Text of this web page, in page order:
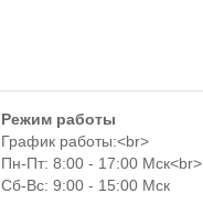
Режим работы
График работы:<br>
Пн-Пт: 8:00 - 17:00 Мск<br>
Сб-Вс: 9:00 - 15:00 Мск